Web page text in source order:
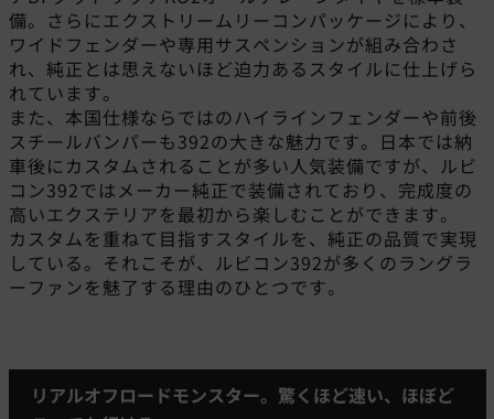
備。さらにエクストリームリーコンパッケージにより、
ワイドフェンダーや専用サスペンションが組み合わさ
れ、純正とは思えないほど迫力あるスタイルに仕上げら
れています。
また、本国仕様ならではのハイラインフェンダーや前後
スチールバンパーも392の大きな魅力です。日本では納
車後にカスタムされることが多い人気装備ですが、ルビ
コン392ではメーカー純正で装備されており、完成度の
高いエクステリアを最初から楽しむことができます。
カスタムを重ねて目指すスタイルを、純正の品質で実現
している。それこそが、ルビコン392が多くのラングラ
ーファンを魅了する理由のひとつです。
リアルオフロードモンスター。驚くほど速い、ほぼど